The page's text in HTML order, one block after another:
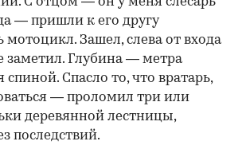
— пришли к его другу
мотоцикл. Зашел, слева от входа
заметил. Глубина — метра
спиной. Спасло то, что вратарь,
— проломил три или
деревянной лестницы,
последствий.